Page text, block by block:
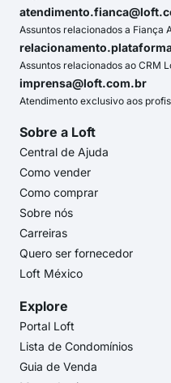
Assuntos relacionados a Fiança
Assuntos relacionados ao CRM
imprensa@loft.com.br
Atendimento exclusivo aos
Sobre a Loft
Central de Ajuda
Como vender
Como comprar
Sobre nós
Carreiras
Quero ser fornecedor
Loft México
Explore
Portal Loft
Lista de Condomínios
Guia de Venda